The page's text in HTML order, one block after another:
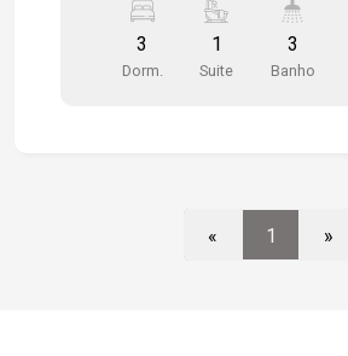
aparelhos de ar condicionados, 3
sendo suíte, wc social,
vinílico, instalação pronta para ar condicionado na
3
Dorm.
1
Suite
3
Banho
« 1 »